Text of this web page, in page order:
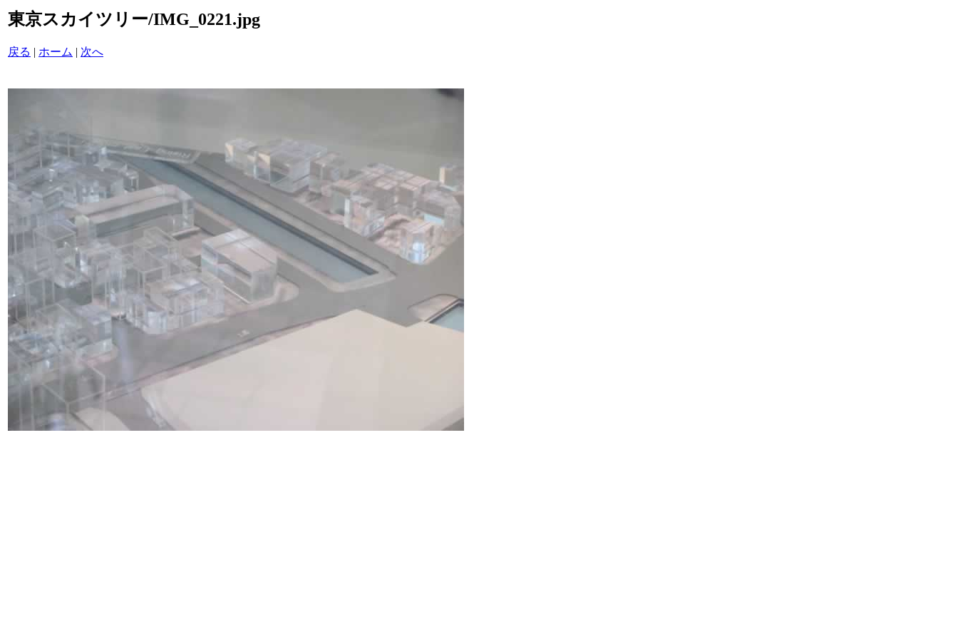
東京スカイツリー/IMG_0221.jpg
戻る | ホーム | 次へ